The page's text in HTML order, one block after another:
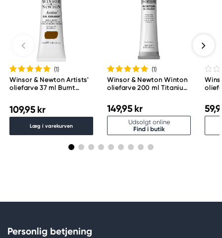
(1)
Winsor & Newton Artists'
oliefarve 37 ml Burnt
109,95 kr
Læg i varekurven
(1)
Winsor & Newton Winton
oliefarve 200 ml Titanium
149,95 kr
Udsolgt online
Find i butik
Personlig betjening